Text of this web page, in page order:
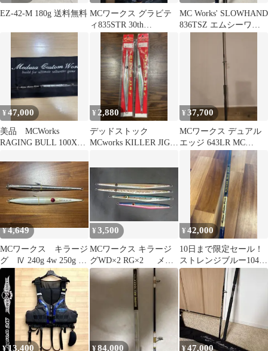
EZ-42-M 180g 送料無料 MCワークス グラビテ
ィ835STR 30th
Anniversary
MC Works' SLOWHAND
836TSZ エムシーワー
クススローハンド
¥47,000
美品 MCWorks
RAGING BULL 100XF-
¥ 2,880
デッドストック
MCworks KILLER JIG
¥37,700
MCワークス デュアル
エッジ 643LR MC
WORKS DUAL EDGE
¥4,649
MCワークス キラージ
グ Ⅳ 240g 4w 250g 2
本まとめてセット
¥3,500
MCワークス キラージ
グWD×2 RG×2 メタ
ルジグ 4本セット
¥42,000
10日まで限定セール！
ストレンジブルー104R
スペシャルモデル MC
ワークス
¥13,400 ¥84,000 ¥47,000